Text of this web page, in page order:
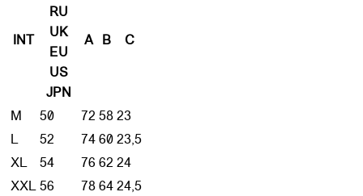
INT
RU
UK
EU
US
JPN
A B C
M 50 72 58 23
L
52 74 60 23,5
XL
54 76 62 24
XXL 56 78 64 24,5